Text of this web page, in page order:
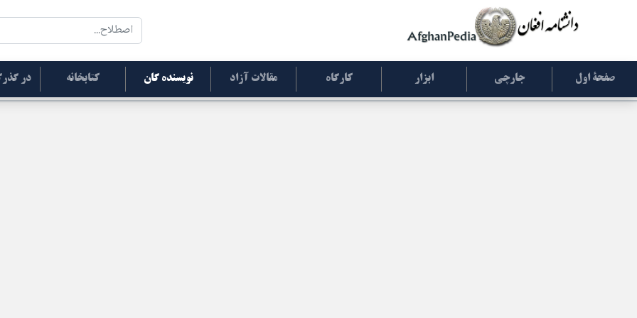
صفحۀ اول جارچی ابزار کارگاه مقالات آزاد نویسنده گان کتابخانه در